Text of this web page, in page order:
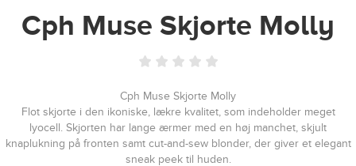
Cph Muse Skjorte Molly
Cph Muse Skjorte Molly
Flot skjorte i den ikoniske, lækre kvalitet, som indeholder meget
lyocell. Skjorten har lange ærmer med en høj manchet, skjult
knaplukning på fronten samt cut-and-sew blonder, der giver et elegant
sneak peek til huden.